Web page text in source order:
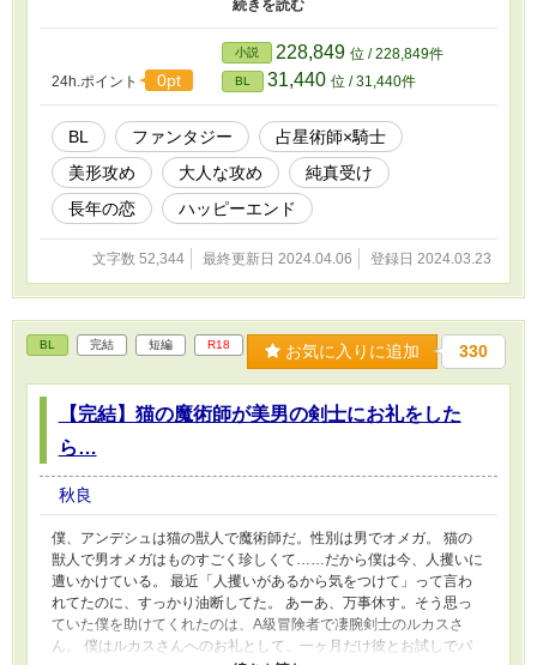
もりを分け合うこととなり——。 ◇◇◇ 物腰柔らかな占星術師
(24)×真面目で純真な騎士(19) 【注意/その他】 ・サブタイトルに *
→ R18シーンあり。 ・剣の稽古をしているシーンがありますが、
暴力的・血みどろ系の表現は特にありません。 ・全28話。5.5万字
くらい。完結済み。 ・ムーンライトノベルスさんにも投稿してま
す。
24h.ポイント 0pt
小説 228,849 位 / 228,849件
BL 31,440 位 / 31,440件
BL ファンタジー
占星術師×騎士
美形攻め
大人な攻め
純真受け
長年の恋
ハッピーエンド
文字数 52,344 最終更新日 2024.04.06 登録日 2024.03.23
BL 完結 短編 R18 お気に入りに追加 330
【完結】猫の魔術師が美男の剣士にお礼をした
ら…
秋良
僕、アンデシュは猫の獣人で魔術師だ。性別は男でオメガ。 猫の
獣人で男オメガはものすごく珍しくて……だから僕は今、人攫いに
遭いかけている。 最近「人攫いがあるから気をつけて」って言わ
れてたのに、すっかり油断してた。 あーあ、万事休す。そう思っ
ていた僕を助けてくれたのは、A級冒険者で凄腕剣士のルカスさ
ん。 僕はルカスさんへのお礼として、一ヶ月だけ彼とお試しでパ